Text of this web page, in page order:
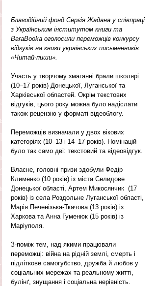
Благодійний фонд Сергія Жадана у співпраці
з Українським інститутом книги та
BaraBooka оголосили переможців конкурсу
відгуків на книги українських письменників
«Читай-пиши».
Участь у творчому змаганні брали школярі
(10–17 років) Донецької, Луганської та
Харківської областей. Окрім текстових
відгуків, цього року можна було надіслати
також рецензію у форматі відеоблогу.
Переможців визначали у двох вікових
категоріях (10–13 і 14–17 років). Номінацій
було так само дві: текстовий та відеовідгук.
Власне, головні призи здобули Федір
Клименко (10 років) із міста Селидове
Донецької області, Артем Микосянчик  (17
років) із села Роздольне Луганської області,
Марія Печенізька-Ткачова (13 років) із
Харкова та Анна Гуменюк (15 років) із
Маріуполя.
З-поміж тем, над якими працювали
переможці: війна на рідній землі, смерть і
підліткове самогубство, дружба й любов у
соціальних мережах та реальному житті,
булінґ, знущання і соціальна нерівність.